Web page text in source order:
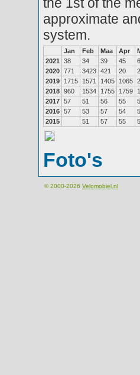
approximate
system.
Jan Feb Maa Apr
2021
38 34 39 45
2020 771 3423 421 20
2019
1715 1571 1405 1065
2018 960 1534 1755 1759
2017 57 51 56 55
2016 57 53 57 54
2015
51 57 55
Foto's
© 2000-2026 Velomobiel.nl